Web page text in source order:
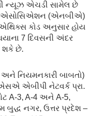
ન્યૂઝ એચડી સામેલ છે
એસોસિએશન (એનબીએ)
કોડ અનુસાર હોય
7 દિવસની અંદર
શકે છે.
અને નિયમનકારી બાબતો)
એબીપી નેટવર્ક પ્રા.
A-3, A-4 અને A-5,
બુદ્ધ નગર, ઉત્તર પ્રદેશ –